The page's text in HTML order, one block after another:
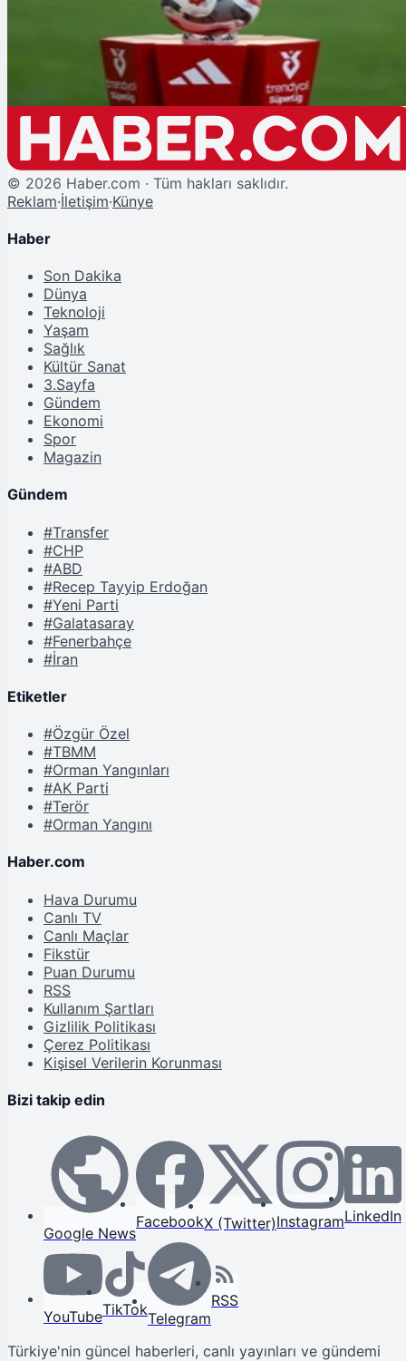
Trendyol Süper Lig'de Yeni Sezon Fikstürü O Tarihte Çekiliyor
© 2026 Haber.com · Tüm hakları saklıdır.
Reklam·İletişim·Künye
Haber
Son Dakika
Dünya
Teknoloji
Yaşam
Sağlık
Kültür Sanat
3.Sayfa
Gündem
Ekonomi
Spor
Magazin
Gündem
#Transfer
#CHP
#ABD
#Recep Tayyip Erdoğan
#Yeni Parti
#Galatasaray
#Fenerbahçe
#İran
Etiketler
#Özgür Özel
#TBMM
#Orman Yangınları
#AK Parti
#Terör
#Orman Yangını
Haber.com
Hava Durumu
Canlı TV
Canlı Maçlar
Fikstür
Puan Durumu
RSS
Kullanım Şartları
Gizlilik Politikası
Çerez Politikası
Kişisel Verilerin Korunması
Bizi takip edin
Google News
FacebookX (Twitter)InstagramLinkedIn
YouTubeTikTokTelegram
RSS
Türkiye'nin güncel haberleri, canlı yayınları ve gündemi